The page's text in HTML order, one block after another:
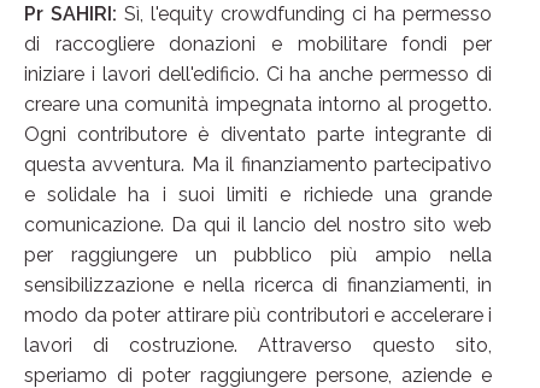
Pr SAHIRI: Sì, l'equity crowdfunding ci ha permesso
di raccogliere donazioni e mobilitare fondi per
iniziare i lavori dell'edificio. Ci ha anche permesso di
creare una comunità impegnata intorno al progetto.
Ogni contributore è diventato parte integrante di
questa avventura. Ma il finanziamento partecipativo
e solidale ha i suoi limiti e richiede una grande
comunicazione. Da qui il lancio del nostro sito web
per raggiungere un pubblico più ampio nella
sensibilizzazione e nella ricerca di finanziamenti, in
modo da poter attirare più contributori e accelerare i
lavori di costruzione. Attraverso questo sito,
speriamo di poter raggiungere persone, aziende e